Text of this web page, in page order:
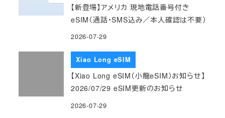
【新登場】アメリカ 現地電話番号付き
eSIM（通話・SMS込み／本人確認は不要）
2026-07-29
Xiao Long eSIM
【Xiao Long eSIM（小龍eSIM）お知らせ】
2026/07/29 eSIM更新のお知らせ
2026-07-29